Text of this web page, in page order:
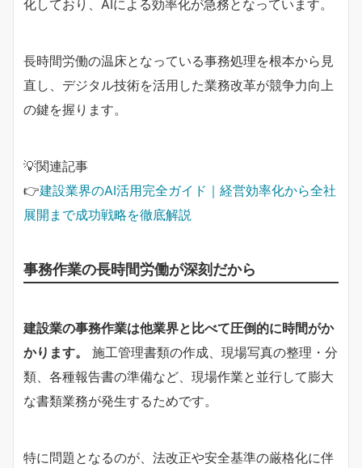
化しており、AIによる効率化が急務となっています。
長時間労働の温床となっている事務処理を根本から見
直し、デジタル技術を活用した業務改革が競争力向上
の鍵を握ります。
💡関連記事
👉建設業界のAI活用完全ガイド｜経営効率化から全社
展開まで成功戦略を徹底解説
事務作業の長時間労働が深刻だから
建設業の事務作業は他業界と比べて圧倒的に時間がか
かります。
施工管理書類の作成、現場写真の整理・分
類、各種報告書の準備など、現場作業と並行して膨大
な書類業務が発生するためです。
特に問題となるのが、法改正や安全基準の厳格化に伴